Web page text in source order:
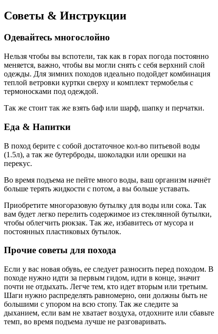
Советы & Инструкции
Одевайтесь многослойно
Нельзя чтобы вы вспотели, так как в горах погода постоянно
меняется, важно, чтобы вы могли снять с себя верхний слой
одежды. Для зимних походов идеально подойдет комбинация
теплой ветровки куртки сверху и комплект термобелья с
термоносками под одеждой.
Так же cтоит так же взять баф или шарф, шапку и перчатки.
Еда & Напитки
В поход берите с собой достаточное кол-во питьевой воды
(1.5л), а так же бутерброды, шоколадки или орешки на
перекус.
Во время подъема не пейте много воды, ваш организм начнёт
больше терять жидкости с потом, а вы больше уставать.
Приобретите многоразовую бутылку для воды или сока. Так
вам будет легко перелить содержимое из стеклянной бутылки,
чтобы облегчить рюкзак. Так же, избавитесь от мусора и
постоянных пластиковых бутылок.
Прочие советы для похода
Если у вас новая обувь, ее следует разносить перед походом. В
походе нужно идти за первым гидом, идти в конце, значит
почти не отдыхать. Легче тем, кто идет вторым или третьим.
Шаги нужно распределять равномерно, они должны быть не
большими с упором на всю стопу. Так же следите за
дыханием, если вам не хватает воздуха, отдохните или сбавьте
темп, во время подъема лучше не разговаривать.